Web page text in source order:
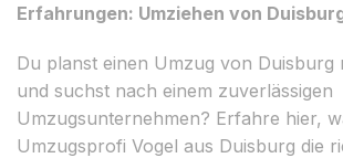
Erfahrungen: Umziehen von
Du planst einen Umzug von Duisburg
und suchst nach einem zuverlässigen
Umzugsunternehmen? Erfahre hier,
Umzugsprofi Vogel aus Duisburg die